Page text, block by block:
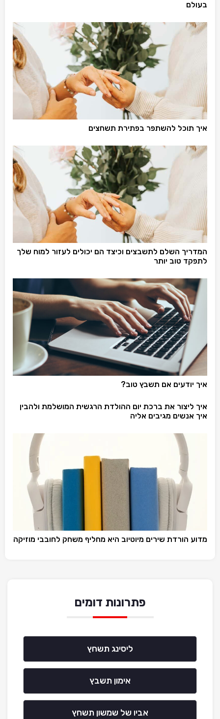
בעולם
איך תוכל להשתפר בפתירת תשחצים
המדריך השלם לתשבצים וכיצד הם יכולים לעזור למוח שלך
לתפקד טוב יותר
איך יודעים אם תשבץ טוב?
איך ליצור את ברכת יום ההולדת הרגשית המושלמת ולהבין
איך אנשים מגיבים אליה
מדוע הורדת שירים מיוטיוב היא מחליף משחק לחובבי מוזיקה
פתרונות דומים
ליסינג תשחץ
אימון תשבץ
אביו של שמשון תשחץ